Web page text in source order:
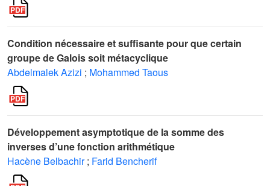
Condition nécessaire et suffisante pour que certain
groupe de Galois soit métacyclique
Abdelmalek Azizi ; Mohammed Taous
Développement asymptotique de la somme des
inverses d’une fonction arithmétique
Hacène Belbachir ; Farid Bencherif